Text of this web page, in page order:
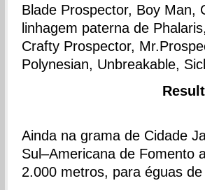
Blade Prospector, Boy Man,
linhagem paterna de
Crafty Prospector,
Polynesian, Unbreakable,
Ainda na grama de Cidade
Sul–Americana de Fomento
2.000 metros, para éguas